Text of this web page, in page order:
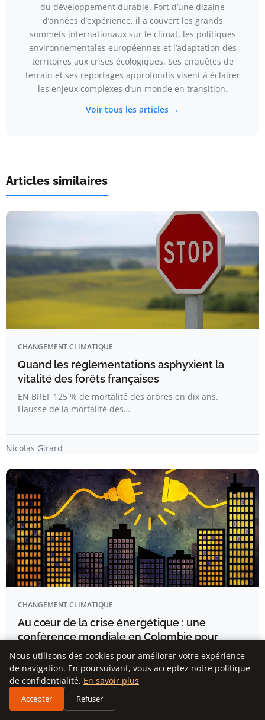
du développement durable. Fort d’une dizaine
d’années d’expérience, il a couvert les grands
sommets internationaux sur le climat, les politiques
environnementales européennes et l’adaptation des
territoires aux crises écologiques. Ses enquêtes de
terrain et ses reportages approfondis visent à éclairer
les enjeux complexes d’un monde en transition.
Voir tous les articles →
Articles similaires
CHANGEMENT CLIMATIQUE
Quand les réglementations asphyxient la
vitalité des forêts françaises
EN BREF 125 % de mortalité des arbres en dix ans.
Hausse de la mortalité des…
Nicolas Girard
CHANGEMENT CLIMATIQUE
Au cœur de la crise énergétique : une
conférence mondiale en Colombie pour
tourner la page des énergies fossiles
EN BREF Conférence mondiale co-présidée par les Pays-
Bas à Santa Marta…
Nous utilisons des cookies pour améliorer votre expérience
de navigation. En poursuivant, vous acceptez notre politique
de confidentialité. En savoir plus
Accepter Refuser